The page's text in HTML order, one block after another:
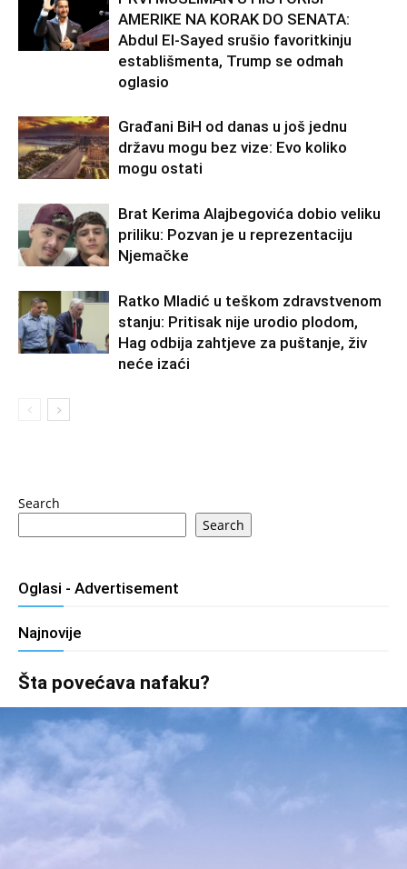
AMERIKE NA KORAK DO SENATA:
Abdul El-Sayed srušio favoritkinju
establišmenta, Trump se odmah
oglasio
Građani BiH od danas u još jednu
državu mogu bez vize: Evo koliko
mogu ostati
Brat Kerima Alajbegovića dobio veliku
priliku: Pozvan je u reprezentaciju
Njemačke
Ratko Mladić u teškom zdravstvenom
stanju: Pritisak nije urodio plodom,
Hag odbija zahtjeve za puštanje, živ
neće izaći
Search
Search
Oglasi - Advertisement
Najnovije
Šta povećava nafaku?